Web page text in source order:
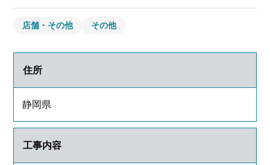
店舗・その他 その他
住所
静岡県
工事内容